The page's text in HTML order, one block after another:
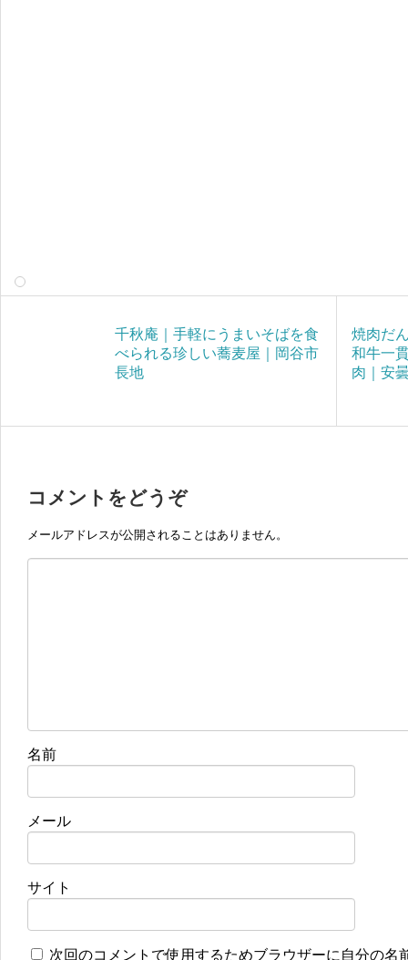
千秋庵｜手軽にうまいそばを食
べられる珍しい蕎麦屋｜岡谷市
長地
焼肉だ
和牛一
肉｜安
コメントをどうぞ
メールアドレスが公開されることはありません。
名前
メール
サイト
次回のコメントで使用するためブラウザーに自分の名